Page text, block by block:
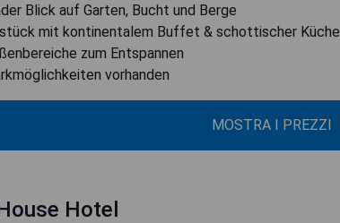
Blick auf Garten, Bucht und Berge
mit kontinentalem Buffet & schottischer Küche
zum Entspannen
vorhanden
MOSTRA I PREZZI
Hotel